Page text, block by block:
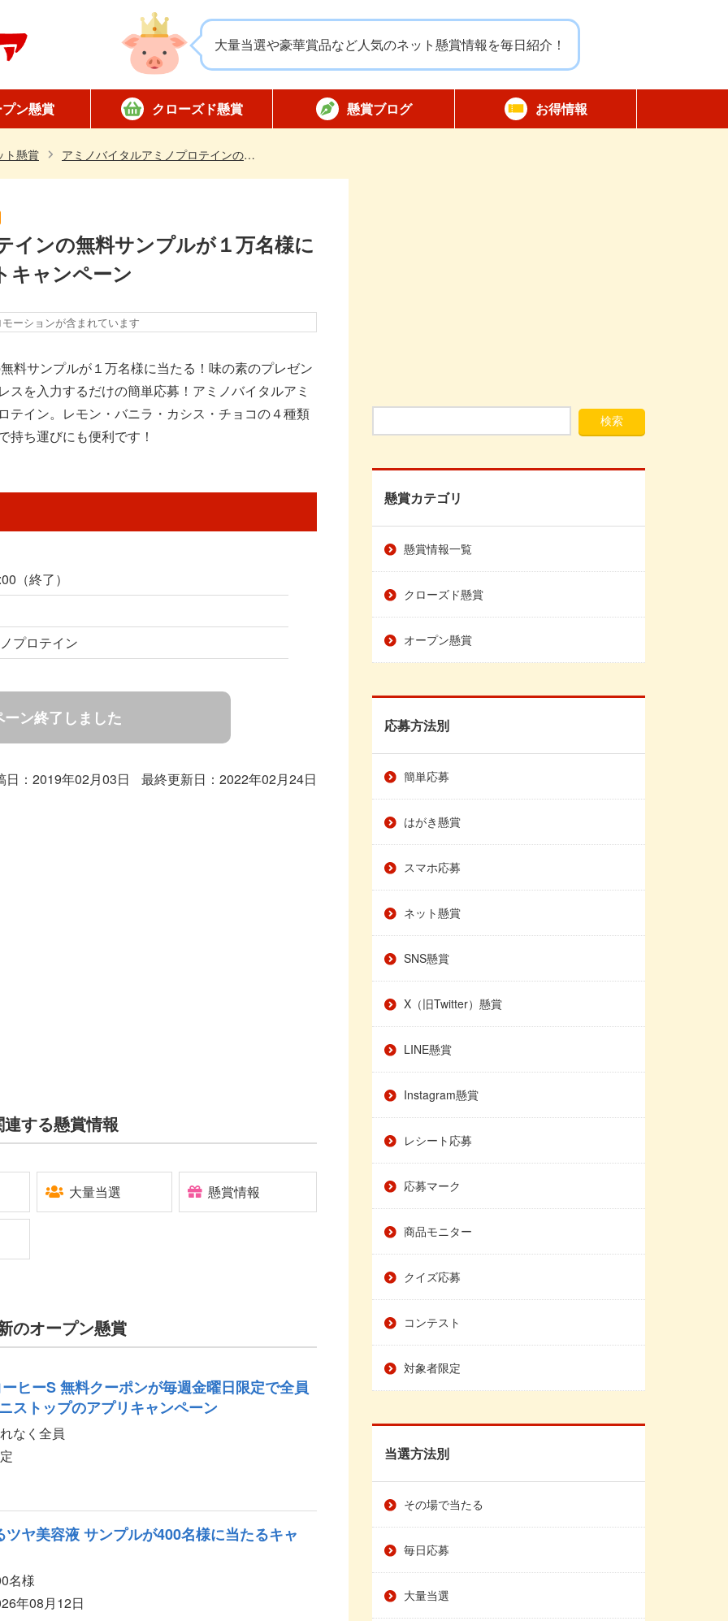
大量当選や豪華賞品など人気のネット懸賞情報を毎日紹介！
ン懸賞
募
募
クローズド懸賞
全国版懸賞
対象店舗限定
懸賞ハガキ
懸賞ブログ お得情報
ト懸賞 アミノバイタルアミノプロテインの無料サンプルが１万名様に当たる！味の素のプレゼントキャンペーン
インの無料サンプルが１万名様に
キャンペーン
ーションが含まれています
料サンプルが１万名様に当たる！味の素のプレゼン
を入力するだけの簡単応募！アミノバイタルアミ
テイン。レモン・バニラ・カシス・チョコの４種類
持ち運びにも便利です！
（終了）
プロテイン
ン終了しました
日：2019年02月03日 最終更新日：2022年02月24日
連する懸賞情報
大量当選 懸賞情報
のオープン懸賞
ヒーS 無料クーポンが毎週金曜日限定で全員
ストップのアプリキャンペーン
なく全員
ヤ美容液 サンプルが400名様に当たるキャ
名様
年08月12日
懸賞カテゴリ
懸賞情報一覧
クローズド懸賞
オープン懸賞
応募方法別
簡単応募
はがき懸賞
スマホ応募
ネット懸賞
SNS懸賞
X（旧Twitter）懸賞
LINE懸賞
Instagram懸賞
レシート応募
応募マーク
商品モニター
クイズ応募
コンテスト
対象者限定
当選方法別
その場で当たる
毎日応募
大量当選